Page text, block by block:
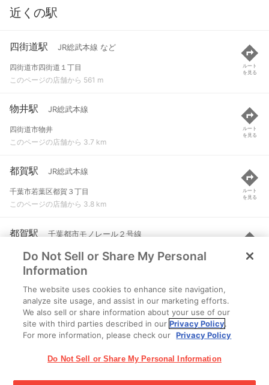
近くの駅
四街道駅 JR総武本線 など
四街道市四街道１丁目
このページの店舗から 561 m
ルート
を見る
物井駅 JR総武本線
四街道市物井
このページの店舗から 3.7 km
ルート
を見る
都賀駅 JR総武本線
千葉市若葉区都賀３丁目
このページの店舗から 3.8 km
ルート
を見る
都賀駅 千葉都市モノレール２号線
千葉市若葉区都賀３丁目
このページの店舗から 3.9 km
ルート
を見る
桜木駅 千葉都市モノレール２号線
千葉市若葉区桜木町３３５-４
このページの店舗から 4.1 km
Do Not Sell or Share My Personal
Information
The website uses cookies to enhance site navigation,
analyze site usage, and assist in our marketing efforts.
We also sell or share information about your use of our
site with third parties described in ourPrivacy Policy.
For more information, please check our Privacy Policy
Do Not Sell or Share My Personal Information